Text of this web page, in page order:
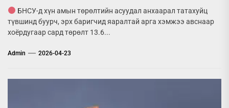
БНСУ-д хүн амын төрөлтийн асуудал анхаарал татахуйц
түвшинд буурч, эрх баригчид яаралтай арга хэмжээ авснаар
хоёрдугаар сард төрөлт 13.6...
Admin 2026-04-23